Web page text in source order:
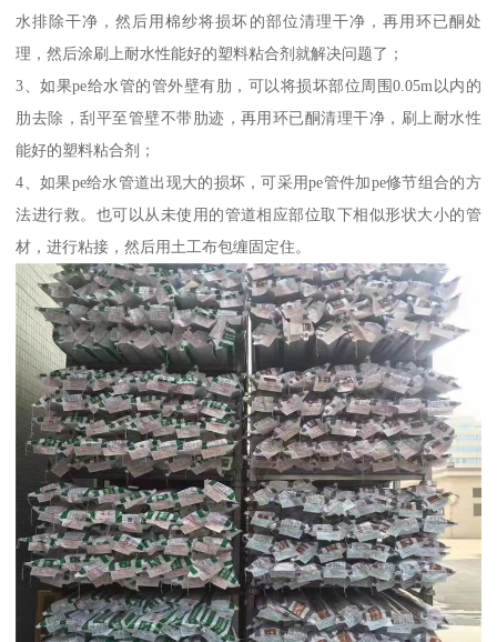
水排除干净，然后用棉纱将损坏的部位清理干净，再用环已酮处
理，然后涂刷上耐水性能好的塑料粘合剂就解决问题了；
3、如果pe给水管的管外壁有肋，可以将损坏部位周围0.05m以内的
肋去除，刮平至管壁不带肋迹，再用环已酮清理干净，刷上耐水性
能好的塑料粘合剂；
4、如果pe给水管道出现大的损坏，可采用pe管件加pe修节组合的方
法进行救。也可以从未使用的管道相应部位取下相似形状大小的管
材，进行粘接，然后用土工布包缠固定住。